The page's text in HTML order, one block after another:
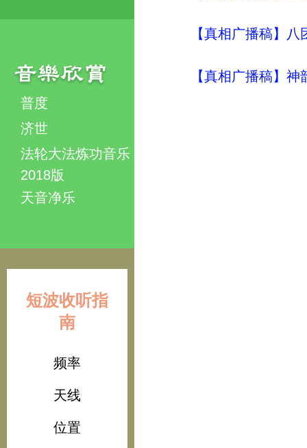
普度
济世
法轮大法炼功音乐
2018版
天音净乐
短波收听指
南
频率
天线
位置
【真相广播稿】
【真相广播稿】